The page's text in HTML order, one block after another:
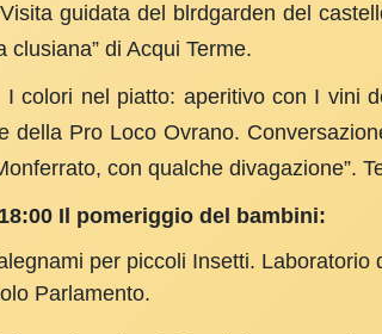
Visita guidata del blrdgarden del
clusiana” di Acqui Terme.
I colori nel piatto: aperitivo con I vini
della Pro Loco Ovrano.
con qualche divagazione”.
Il pomeriggio del bambini:
per piccoli Insetti.
Parlamento.